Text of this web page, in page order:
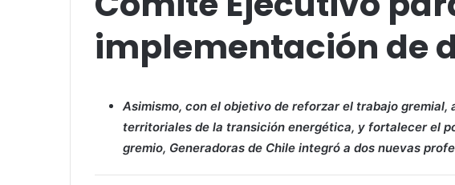
implementación de
Asimismo, con el objetivo de reforzar el trabajo gremial,
territoriales de la transición energética, y fortalecer el
gremio, Generadoras de Chile integró a dos nuevas